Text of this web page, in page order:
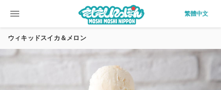
menu 繁體中文
ウィキッドスイカ＆メロン